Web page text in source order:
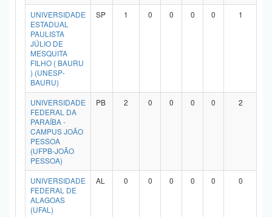
UNIVERSIDADE
ESTADUAL
PAULISTA
JÚLIO DE
MESQUITA
FILHO ( BAURU
) (UNESP-
BAURU)
SP 1 0 0 0 0 1
UNIVERSIDADE
FEDERAL DA
PARAÍBA -
CAMPUS JOÃO
PESSOA
(UFPB-JOÃO
PESSOA)
PB 2 0 0 0 0 2
UNIVERSIDADE
FEDERAL DE
ALAGOAS
(UFAL)
AL 0 0 0 0 0 0